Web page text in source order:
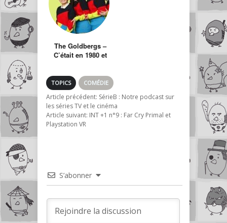
The Goldbergs –
C’était en 1980 et
TOPICS COMÉDIE
Article précédent: SérieB : Notre podcast sur
les séries TV et le cinéma
Article suivant: INT +1 n°9 : Far Cry Primal et
Playstation VR
S’abonner